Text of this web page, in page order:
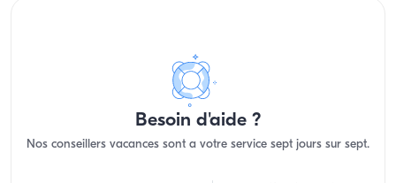
Besoin d'aide ?
Nos conseillers vacances sont a votre service sept jours sur sept.